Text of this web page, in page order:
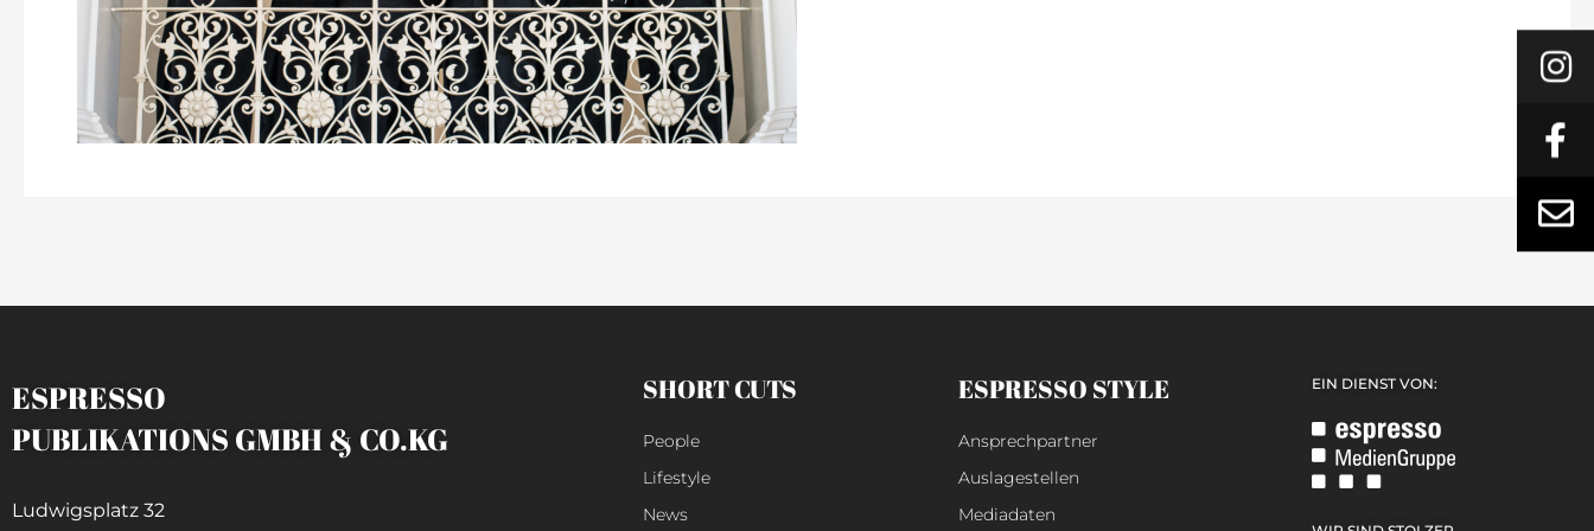
ESPRESSO
PUBLIKATIONS GMBH & CO.KG
Ludwigsplatz 32
SHORT CUTS
People
Lifestyle
News
ESPRESSO STYLE
Ansprechpartner
Auslagestellen
Mediadaten
EIN DIENST VON: